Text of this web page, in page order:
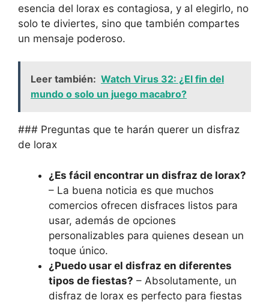
esencia del lorax es contagiosa, y al elegirlo, no
solo te diviertes, sino que también compartes
un mensaje poderoso.
Leer también: Watch Virus 32: ¿El fin del
mundo o solo un juego macabro?
### Preguntas que te harán querer un disfraz
de lorax
¿Es fácil encontrar un disfraz de lorax?
– La buena noticia es que muchos
comercios ofrecen disfraces listos para
usar, además de opciones
personalizables para quienes desean un
toque único.
¿Puedo usar el disfraz en diferentes
tipos de fiestas? – Absolutamente, un
disfraz de lorax es perfecto para fiestas